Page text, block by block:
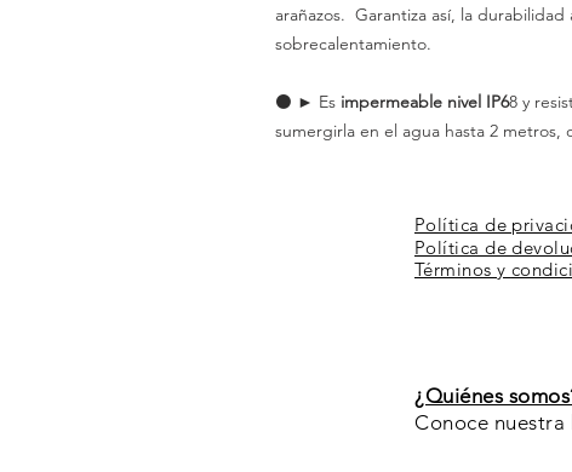
arañazos. Garantiza así, la durabilidad
sobrecalentamiento.
⚫️ ► Es impermeable nivel IP68 y
sumergirla en el agua hasta 2 metros,
Política de
Política de
Términos y
¿Quiénes
Conoce nuestra